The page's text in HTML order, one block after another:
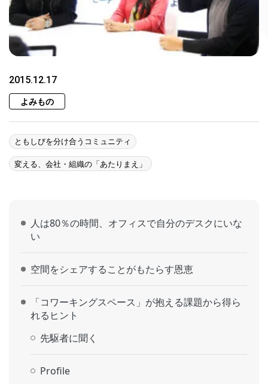
2015.12.17
よみもの
ともしびを分け合うコミュニティ
変える、会社・組織の「あたりまえ」
人は80％の時間、オフィスで自分のデスクにいな
い
空間をシェアすることがもたらす恩恵
「コワーキングスペース」が抱える課題から得ら
れるヒント
先駆者に聞く
Profile